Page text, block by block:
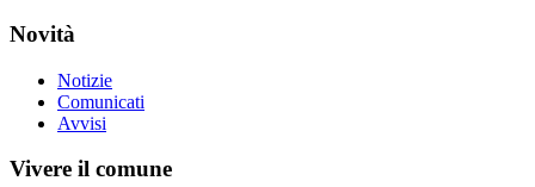
Novità
Notizie
Comunicati
Avvisi
Vivere il comune